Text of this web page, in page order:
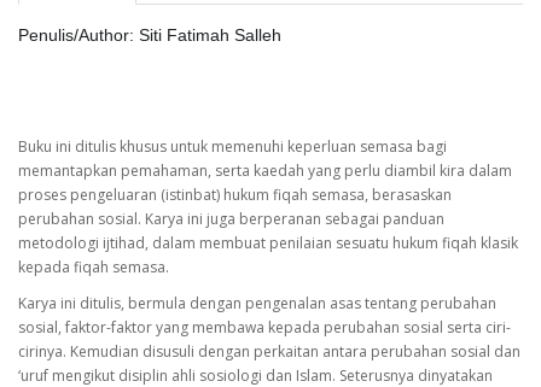
Penulis/Author: Siti Fatimah Salleh
Buku ini ditulis khusus untuk memenuhi keperluan semasa bagi
memantapkan pemahaman, serta kaedah yang perlu diambil kira dalam
proses pengeluaran (istinbat) hukum fiqah semasa, berasaskan
perubahan sosial. Karya ini juga berperanan sebagai panduan
metodologi ijtihad, dalam membuat penilaian sesuatu hukum fiqah klasik
kepada fiqah semasa.
Karya ini ditulis, bermula dengan pengenalan asas tentang perubahan
sosial, faktor-faktor yang membawa kepada perubahan sosial serta ciri-
cirinya. Kemudian disusuli dengan perkaitan antara perubahan sosial dan
‘uruf mengikut disiplin ahli sosiologi dan Islam. Seterusnya dinyatakan